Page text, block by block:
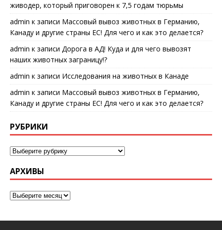
живодер, который приговорен к 7,5 годам тюрьмы
admin к записи Массовый вывоз животных в Германию,
Канаду и другие страны ЕС! Для чего и как это делается?
admin к записи Дорога в АД! Куда и для чего вывозят
наших животных заграницу!?
admin к записи Исследования на животных в Канаде
admin к записи Массовый вывоз животных в Германию,
Канаду и другие страны ЕС! Для чего и как это делается?
РУБРИКИ
АРХИВЫ